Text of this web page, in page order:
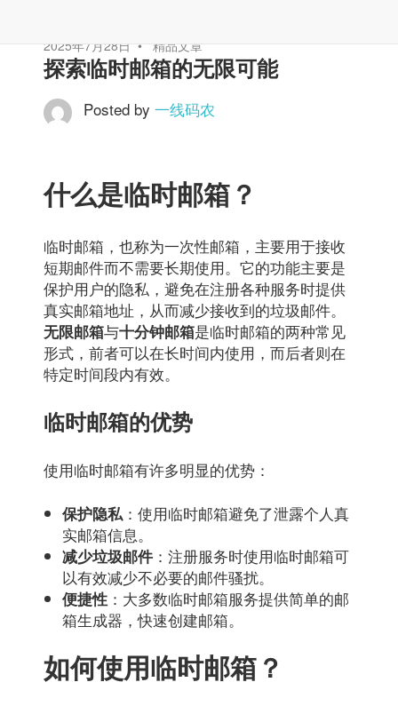
2025年7月28日 精品文章
探索临时邮箱的无限可能
Posted by 一线码农
什么是临时邮箱？
临时邮箱，也称为一次性邮箱，主要用于接收
短期邮件而不需要长期使用。它的功能主要是
保护用户的隐私，避免在注册各种服务时提供
真实邮箱地址，从而减少接收到的垃圾邮件。
无限邮箱与十分钟邮箱是临时邮箱的两种常见
形式，前者可以在长时间内使用，而后者则在
特定时间段内有效。
临时邮箱的优势
使用临时邮箱有许多明显的优势：
保护隐私：使用临时邮箱避免了泄露个人真
实邮箱信息。
减少垃圾邮件 ：注册服务时使用临时邮箱可
以有效减少不必要的邮件骚扰。
便捷性 ：大多数临时邮箱服务提供简单的邮
箱生成器，快速创建邮箱。
如何使用临时邮箱？